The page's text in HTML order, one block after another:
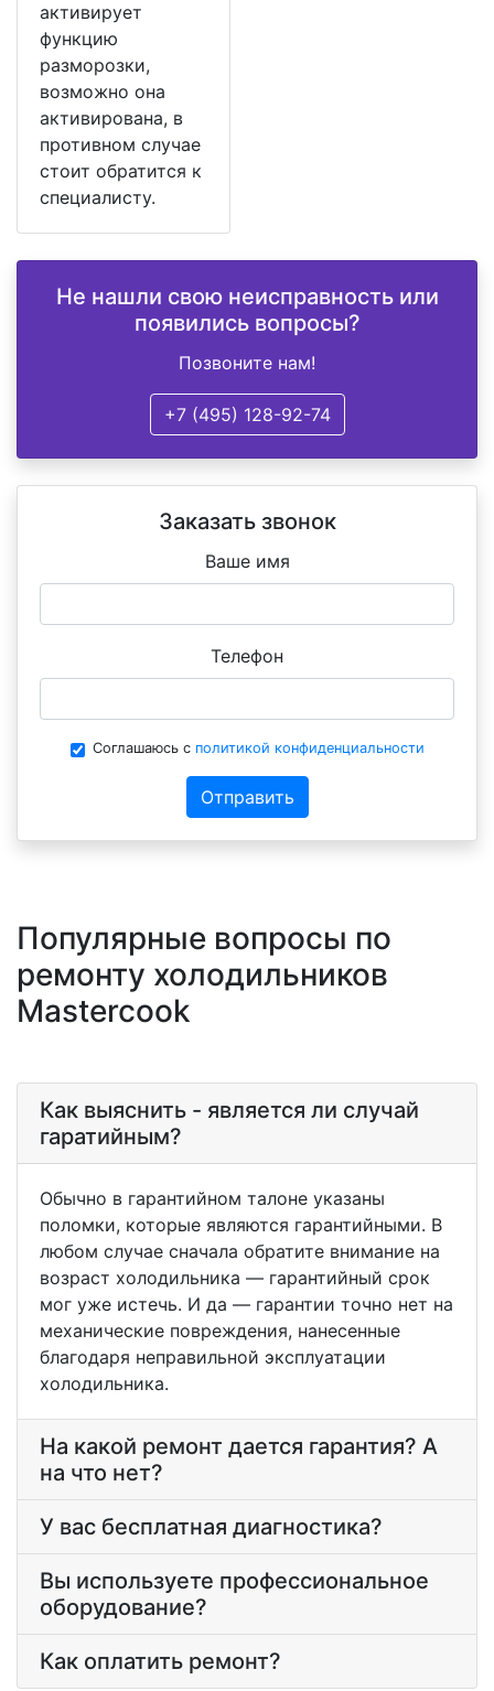
активирует
функцию
разморозки,
возможно она
активирована, в
противном случае
стоит обратится к
специалисту.
Не нашли свою неисправность или
появились вопросы?
Позвоните нам!
+7 (495) 128-92-74
Заказать звонок
Ваше имя
Телефон
Соглашаюсь с политикой конфиденциальности
Отправить
Популярные вопросы по
ремонту холодильников
Mastercook
Как выяснить - является ли случай
гаратийным?
Обычно в гарантийном талоне указаны
поломки, которые являются гарантийными. В
любом случае сначала обратите внимание на
возраст холодильника — гарантийный срок
мог уже истечь. И да — гарантии точно нет на
механические повреждения, нанесенные
благодаря неправильной эксплуатации
холодильника.
На какой ремонт дается гарантия? А
на что нет?
У вас бесплатная диагностика?
Вы используете профессиональное
оборудование?
Как оплатить ремонт?